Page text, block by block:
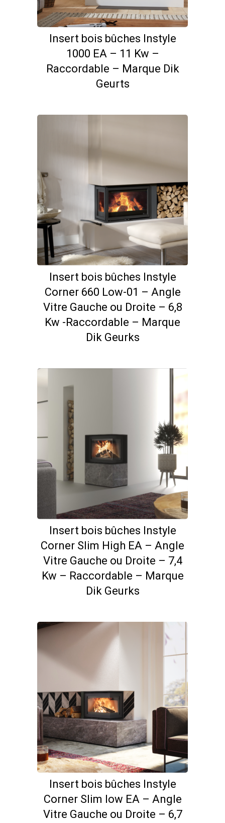
Insert bois bûches Instyle
1000 EA – 11 Kw –
Raccordable – Marque Dik
Geurts
Insert bois bûches Instyle
Corner 660 Low-01 – Angle
Vitre Gauche ou Droite – 6,8
Kw -Raccordable – Marque
Dik Geurks
Insert bois bûches Instyle
Corner Slim High EA – Angle
Vitre Gauche ou Droite – 7,4
Kw – Raccordable – Marque
Dik Geurks
Insert bois bûches Instyle
Corner Slim low EA – Angle
Vitre Gauche ou Droite – 6,7